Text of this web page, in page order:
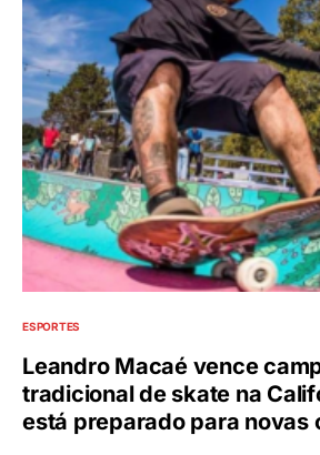
ESPORTES
Leandro Macaé vence
tradicional de skate na
está preparado para novas